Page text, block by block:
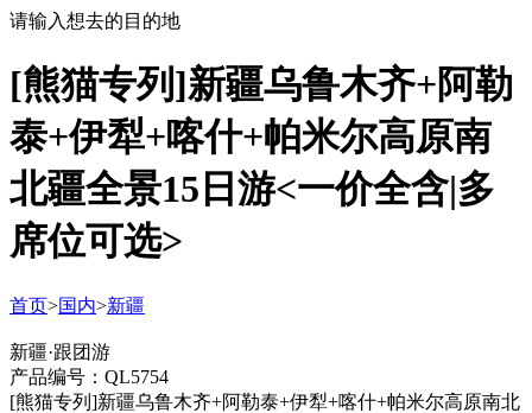
请输入想去的目的地
[熊猫专列]新疆乌鲁木齐+阿勒
泰+伊犁+喀什+帕米尔高原南
北疆全景15日游<一价全含|多
席位可选>
首页>国内>新疆
新疆·跟团游
产品编号：QL5754
[熊猫专列]新疆乌鲁木齐+阿勒泰+伊犁+喀什+帕米尔高原南北